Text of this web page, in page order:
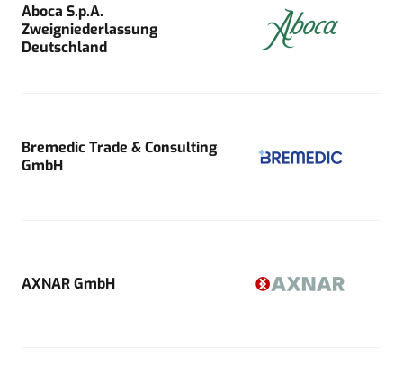
Aboca S.p.A.
Zweigniederlassung
Deutschland
Bremedic Trade & Consulting
GmbH
AXNAR GmbH